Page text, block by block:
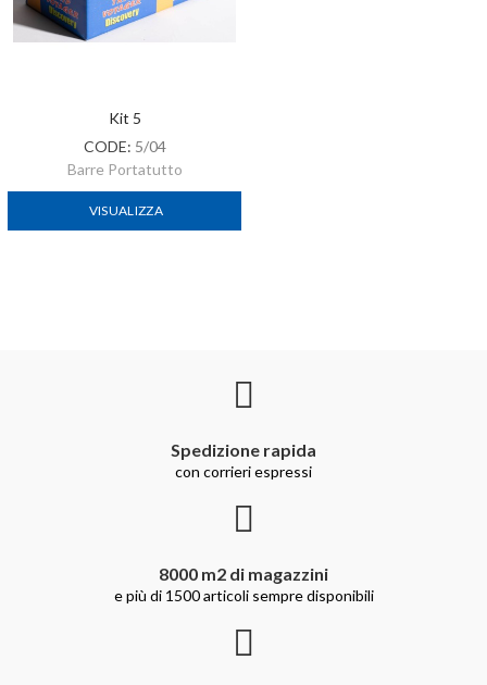
Kit 5
CODE: 5/04
Barre Portatutto
VISUALIZZA
Spedizione rapida
con corrieri espressi
8000 m2 di magazzini
e più di 1500 articoli sempre disponibili